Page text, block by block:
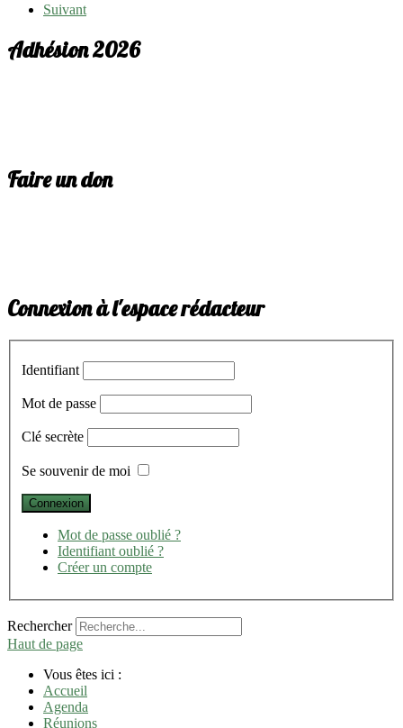
Suivant
Adhésion 2026
Faire un don
Connexion à l'espace rédacteur
Identifiant
Mot de passe
Clé secrète
Se souvenir de moi
Mot de passe oublié ?
Identifiant oublié ?
Créer un compte
Rechercher
Haut de page
Vous êtes ici :
Accueil
Agenda
Réunions